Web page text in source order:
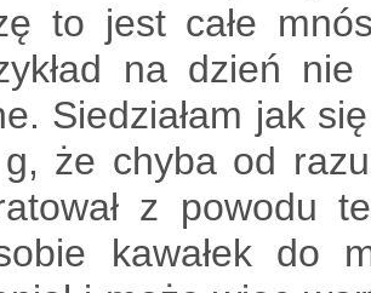
to jest całe
na dzień
Siedziałam jak
że chyba od
z powodu
kawałek do